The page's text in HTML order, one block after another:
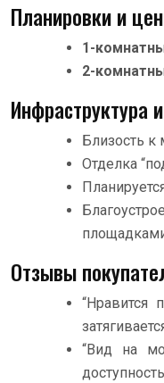
Планировки и
1-
2-
Инфраструктура
Близость
Отделка
Отзывы
“Нравится
“Вид на